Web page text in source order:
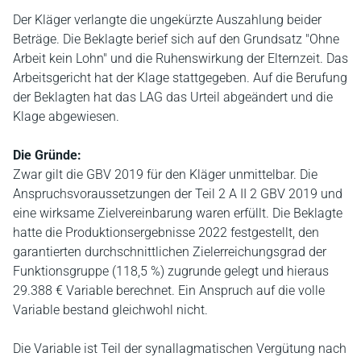
Der Kläger verlangte die ungekürzte Auszahlung beider
Beträge. Die Beklagte berief sich auf den Grundsatz "Ohne
Arbeit kein Lohn" und die Ruhenswirkung der Elternzeit. Das
Arbeitsgericht hat der Klage stattgegeben. Auf die Berufung
der Beklagten hat das LAG das Urteil abgeändert und die
Klage abgewiesen.
Die Gründe:
Zwar gilt die GBV 2019 für den Kläger unmittelbar. Die
Anspruchsvoraussetzungen der Teil 2 A II 2 GBV 2019 und
eine wirksame Zielvereinbarung waren erfüllt. Die Beklagte
hatte die Produktionsergebnisse 2022 festgestellt, den
garantierten durchschnittlichen Zielerreichungsgrad der
Funktionsgruppe (118,5 %) zugrunde gelegt und hieraus
29.388 € Variable berechnet. Ein Anspruch auf die volle
Variable bestand gleichwohl nicht.
Die Variable ist Teil der synallagmatischen Vergütung nach